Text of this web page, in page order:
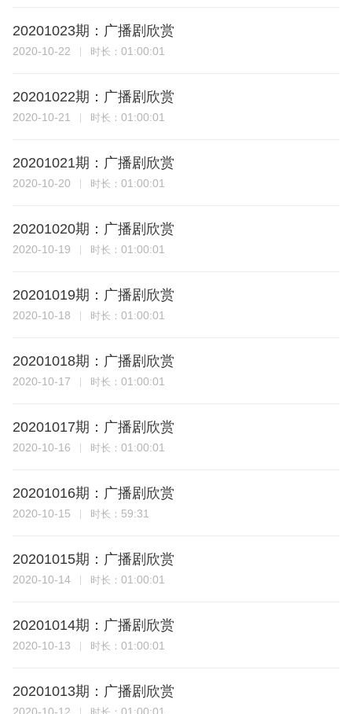
20201023期：广播剧欣赏
2020-10-22 时长： 01:00:01
20201022期：广播剧欣赏
2020-10-21 时长： 01:00:01
20201021期：广播剧欣赏
2020-10-20 时长： 01:00:01
20201020期：广播剧欣赏
2020-10-19 时长： 01:00:01
20201019期：广播剧欣赏
2020-10-18 时长： 01:00:01
20201018期：广播剧欣赏
2020-10-17 时长： 01:00:01
20201017期：广播剧欣赏
2020-10-16 时长： 01:00:01
20201016期：广播剧欣赏
2020-10-15 时长： 59:31
20201015期：广播剧欣赏
2020-10-14 时长： 01:00:01
20201014期：广播剧欣赏
2020-10-13 时长： 01:00:01
20201013期：广播剧欣赏